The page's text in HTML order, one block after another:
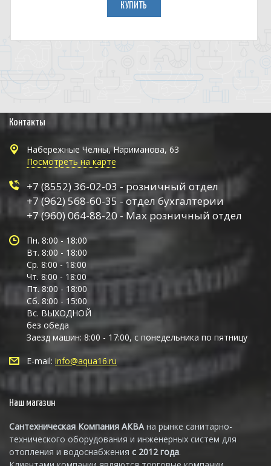
КУПИТЬ
Контакты
Набережные Челны, Нариманова, 63
Посмотреть на карте
+7 (8552) 36-02-03 - розничный отдел
+7 (962) 568-60-35 - отдел бухгалтерии
+7 (960) 064-88-20 - Max розничный отдел
Пн. 8:00 - 18:00
Вт. 8:00 - 18:00
Ср. 8:00 - 18:00
Чт. 8:00 - 18:00
Пт. 8:00 - 18:00
Сб. 8:00 - 15:00
Вс. ВЫХОДНОЙ
без обеда
Заезд машин: 8:00 - 17:00, с понедельника по пятницу
E-mail: info@aqua16.ru
Наш магазин
Сантехническая Компания АКВАна рынке санитарно-
технического оборудования и инженерных систем для
отопления и водоснабжения с 2012 года.